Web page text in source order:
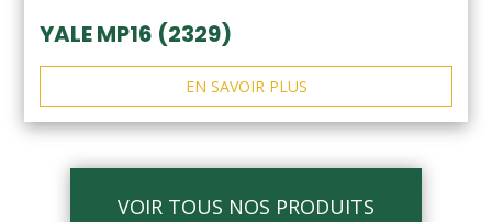
YALE MP16 (2329)
EN SAVOIR PLUS
VOIR TOUS NOS PRODUITS